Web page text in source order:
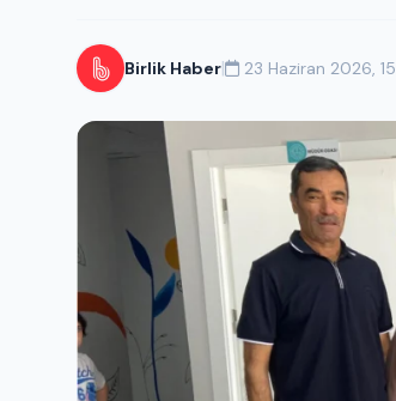
Birlik Haber| 23 Haziran 2026,